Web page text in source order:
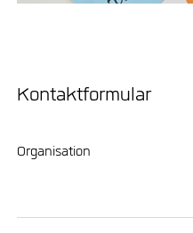
Kontaktformular
Organisation